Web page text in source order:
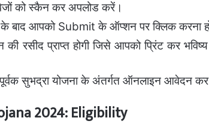
को स्कैन कर अपलोड करें।
के बाद आपको Submit के ऑप्शन पर क्लिक करना
रसीद प्राप्त होगी जिसे आपको प्रिंट कर
सुभद्रा योजना के अंतर्गत ऑनलाइन आवेदन
2024: Eligibility